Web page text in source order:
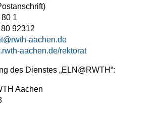
1
92312
aachen.de
aachen.de/rektorat
des Dienstes „ELN@RWTH“:
Aachen